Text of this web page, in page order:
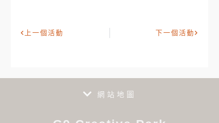
上一個活動 下一個活動
網站地圖